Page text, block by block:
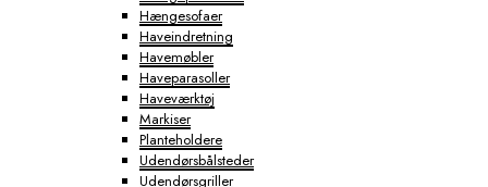
Hængesofaer
Haveindretning
Havemøbler
Haveparasoller
Haveværktøj
Markiser
Planteholdere
Udendørsbålsteder
Udendørsgriller